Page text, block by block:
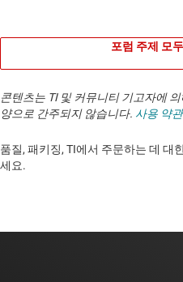
포럼 주제 모
콘텐츠는 TI 및 커뮤니티 기고자에
양으로 간주되지 않습니다. 사용 약관
품질, 패키징, TI에서 주문하는 데 대
세요. ​​​​​​​​​​​​​​